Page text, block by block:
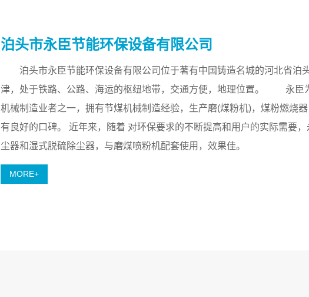
泊头市永臣节能环保设备有限公司
泊头市永臣节能环保设备有限公司位于著有中国铸造名城的河北省泊
津，处于铁路、公路、海运的枢纽地带，交通方便，地理位置。 永臣
机械制造业者之一，拥有节煤机械制造经验，生产磨(煤粉机)，煤粉燃烧
有良好的口碑。 近年来，随着 对环保要求的不断提高和用户的实际需要
尘器和湿式脱硫除尘器，与磨煤喷粉机配套使用，效果佳。
MORE+